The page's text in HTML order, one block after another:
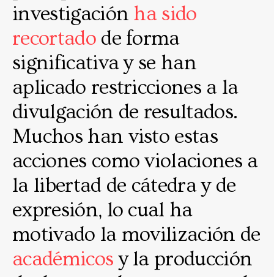
investigación ha sido
recortadode forma
significativa y se han
aplicado restricciones a la
divulgación de resultados.
Muchos han visto estas
acciones como violaciones a
la libertad de cátedra y de
expresión, lo cual ha
motivado la movilización de
académicos y la producción